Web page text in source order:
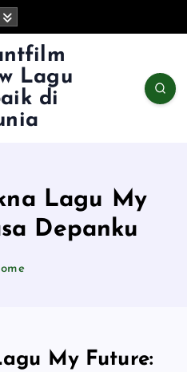
Lagu
di
Lagu My
Depanku
My Future: